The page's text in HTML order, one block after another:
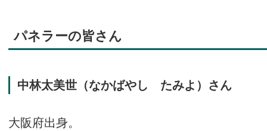
パネラーの皆さん
中林太美世（なかばやし たみよ）さん
大阪府出身。